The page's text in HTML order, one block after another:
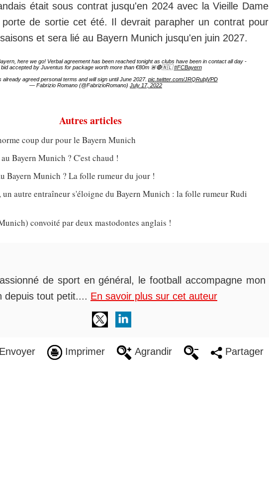
était sous contrat jusqu'en 2024 avec la Vieille Dame
de sortie cet été. Il devrait parapher un contrat pour
et sera lié au Bayern Munich jusqu'en juin 2027.
here we go! Verbal agreement has been reached tonight as clubs have been in contact all day -
bid accepted by Juventus for package worth more than €80m 🚨🔴🇳🇱#FCBayern
already agreed personal terms and will sign until June 2027. pic.twitter.com/JRQRubjVPD
— Fabrizio Romano (@FabrizioRomano) July 17, 2022
Autres articles
coup dur pour le Bayern Munich
Bayern Munich ? C'est chaud !
Bayern Munich ? La folle rumeur du jour !
autre entraîneur s'éloigne du Bayern Munich : la folle rumeur Rudi
convoité par deux mastodontes anglais !
de sport en général, le football accompagne mon
depuis tout petit.... En savoir plus sur cet auteur
Imprimer Agrandir Partager